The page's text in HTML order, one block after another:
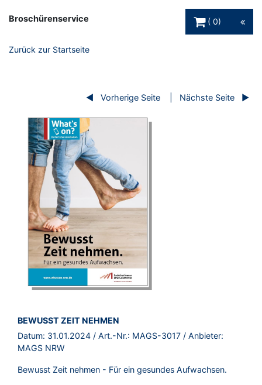
Broschürenservice
0
Zurück zur Startseite
Vorherige Seite Nächste Seite
BROSCHÜRE:
BEWUSST ZEIT NEHMEN
Datum: 31.01.2024 / Art.-Nr.: MAGS-3017 / Anbieter:
MAGS NRW
Bewusst Zeit nehmen - Für ein gesundes Aufwachsen.